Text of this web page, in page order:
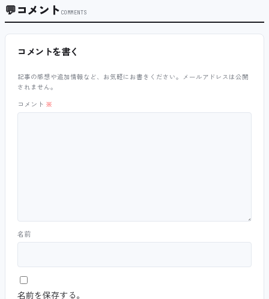
💬コメント COMMENTS
コメントを書く
記事の感想や追加情報など、お気軽にお書きください。メールアドレスは公開
されません。
コメント ※
名前
名前を保存する。